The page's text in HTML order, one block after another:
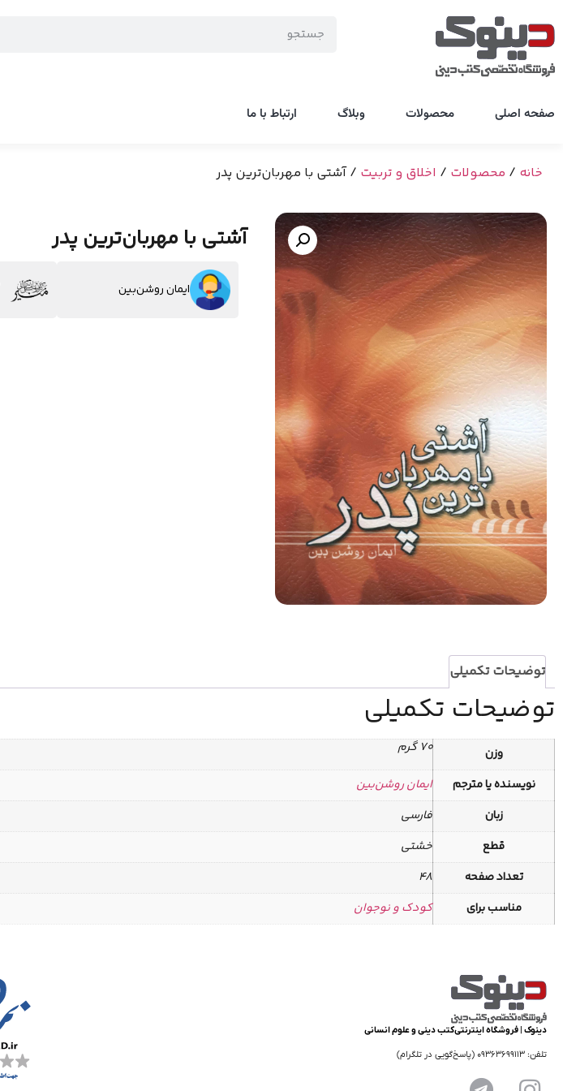
صفحه اصلی محصولات وبلاگ ارتباط با ما
خانه / محصولات / اخلاق و تربیت / آشتی با مهربان‌ترین پدر
آشتی با مهربان‌ترین پدر
ایمان روشن‌بین
توضیحات تکمیلی
توضیحات تکمیلی
وزن 70 گرم
نویسنده یا مترجم
ایمان روشن‌بین
زبان
فارسی
قطع
خشتی
تعداد صفحه
48
مناسب برای
کودک و نوجوان
دینوک | فروشگاه اینترنتی کتب دینی و علوم انسانی
تلفن: 09363699113 (پاسخ‌گویی در تلگرام)